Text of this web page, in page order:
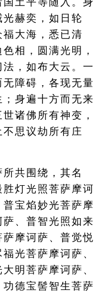
赫奕，如日轮
大海，悉已清
相，圆满光明，
，如布大云。一
障碍，各现无量
身遍十方而无来
诸佛所有神变，
思议劫所有庄
共围绕，其名
灯光照菩萨摩诃
宝焰妙光菩萨摩
、普智光照如来
摩诃萨、普觉悦
光菩萨摩诃萨、
明菩萨摩诃萨、
德宝髻智生菩萨